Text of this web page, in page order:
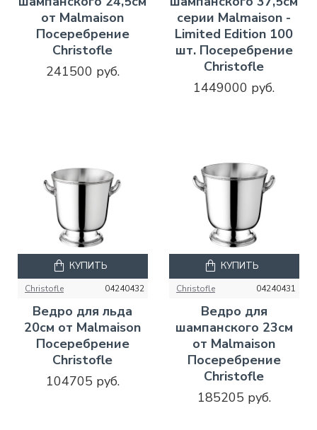
от Malmaison
Посеребрение
Christofle
241500 руб.
серии Malmaison -
Limited Edition 100
шт. Посеребрение
Christofle
1449000 руб.
Christofle 04240432
Ведро для льда
20см от Malmaison
Посеребрение
Christofle
104705 руб.
КУПИТЬ
Christofle 04240431
Ведро для
шампанского 23см
от Malmaison
Посеребрение
Christofle
185205 руб.
КУПИТЬ